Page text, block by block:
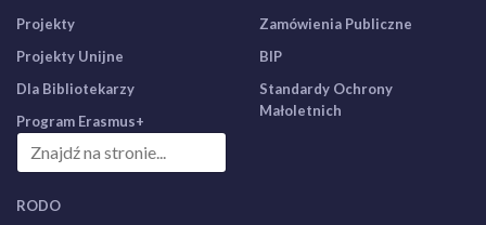
Projekty
Projekty Unijne
Dla Bibliotekarzy
Program Erasmus+
Zamówienia Publiczne
BIP
Standardy Ochrony
Małoletnich
RODO